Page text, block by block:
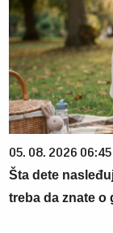
05. 08. 2026 06:45
Šta dete
treba da znate o